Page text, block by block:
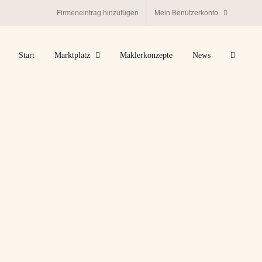
Firmeneintrag hinzufügen Mein Benutzerkonto
Start Marktplatz Maklerkonzepte News